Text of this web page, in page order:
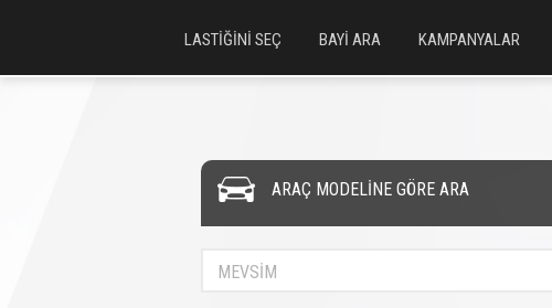
LASTİĞİNİ SEÇ BAYİ ARA KAMPANYALAR
ARAÇ MODELİNE GÖRE ARA
MEVSİM